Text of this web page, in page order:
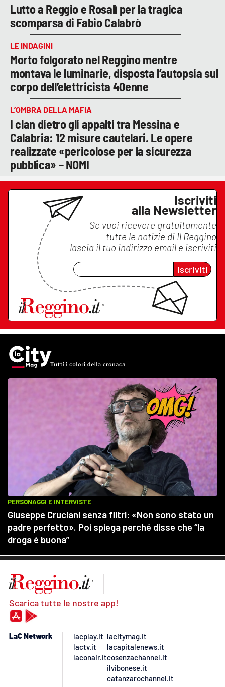
Lutto a Reggio e Rosalì per la tragica
scomparsa di Fabio Calabrò
LE INDAGINI
Morto folgorato nel Reggino mentre
montava le luminarie, disposta l’autopsia sul
corpo dell’elettricista 40enne
L’OMBRA DELLA MAFIA
I clan dietro gli appalti tra Messina e
Calabria: 12 misure cautelari. Le opere
realizzate «pericolose per la sicurezza
pubblica» – NOMI
Iscriviti
alla Newsletter
Se vuoi ricevere gratuitamente
tutte le notizie di Il Reggino
lascia il tuo indirizzo email e iscriviti
Iscriviti
Scarica tutte le nostre app!
LaC Network
lacplay.it
lactv.it
laconair.it
lacitymag.it
lacapitalenews.it
cosenzachannel.it
ilvibonese.it
catanzarochannel.it